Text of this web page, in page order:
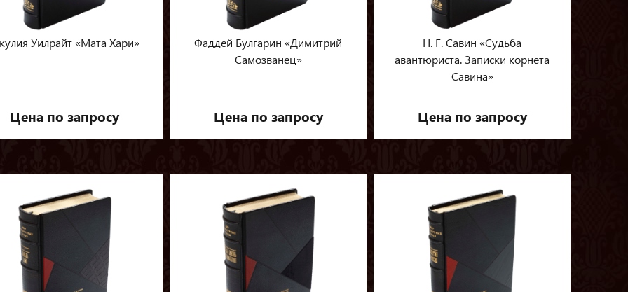
Уилрайт «Мата Хари»
Цена по запросу
Фаддей Булгарин «Димитрий
Самозванец»
Цена по запросу
Н. Г. Савин «Судьба
авантюриста. Записки корнета
Савина»
Цена по запросу